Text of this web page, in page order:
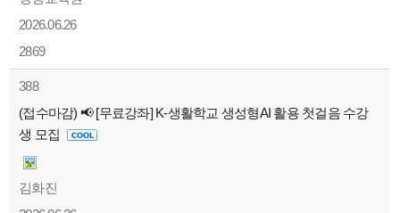
2026.06.26
2869
388
(접수마감) 📢 [무료강좌] K-생활학교 생성형AI 활용 첫걸음 수강
생 모집
김화진